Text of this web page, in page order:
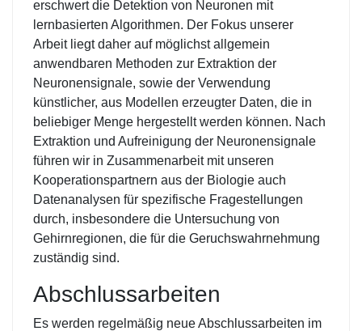
erschwert die Detektion von Neuronen mit
lernbasierten Algorithmen. Der Fokus unserer
Arbeit liegt daher auf möglichst allgemein
anwendbaren Methoden zur Extraktion der
Neuronensignale, sowie der Verwendung
künstlicher, aus Modellen erzeugter Daten, die in
beliebiger Menge hergestellt werden können. Nach
Extraktion und Aufreinigung der Neuronensignale
führen wir in Zusammenarbeit mit unseren
Kooperationspartnern aus der Biologie auch
Datenanalysen für spezifische Fragestellungen
durch, insbesondere die Untersuchung von
Gehirnregionen, die für die Geruchswahrnehmung
zuständig sind.
Abschlussarbeiten
Es werden regelmäßig neue Abschlussarbeiten im